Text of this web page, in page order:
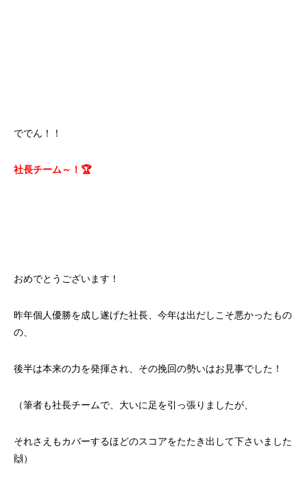
ででん！！
社長チーム～！🏆
おめでとうございます！
昨年個人優勝を成し遂げた社長、今年は出だしこそ悪かったもの
の、
後半は本来の力を発揮され、その挽回の勢いはお見事でした！
（筆者も社長チームで、大いに足を引っ張りましたが、
それさえもカバーするほどのスコアをたたき出して下さいました
🙌）